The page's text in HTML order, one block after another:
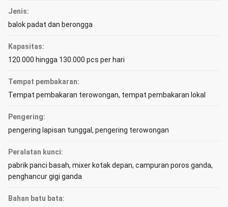
Jenis:
balok padat dan berongga
Kapasitas:
120.000 hingga 130.000 pcs per hari
Tempat pembakaran:
Tempat pembakaran terowongan, tempat pembakaran lokal
Pengering:
pengering lapisan tunggal, pengering terowongan
Peralatan kunci:
pabrik panci basah, mixer kotak depan, campuran poros ganda,
penghancur gigi ganda
Bahan batu bata: